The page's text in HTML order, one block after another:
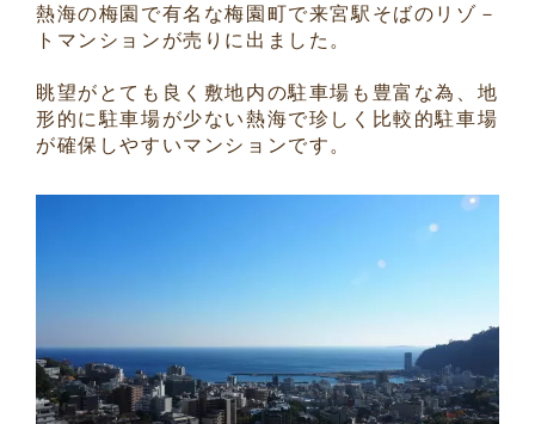
熱海の梅園で有名な梅園町で来宮駅そばのリゾ－
トマンションが売りに出ました。
眺望がとても良く敷地内の駐車場も豊富な為、地
形的に駐車場が少ない熱海で珍しく比較的駐車場
が確保しやすいマンションです。